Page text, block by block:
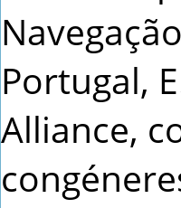
Portugal,
Alliance,